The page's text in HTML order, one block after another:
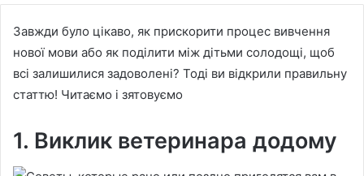
Завжди було цікаво, як прискорити процес вивчення
нової мови або як поділити між дітьми солодощі, щоб
всі залишилися задоволені? Тоді ви відкрили правильну
статтю! Читаємо і зятовуємо
1. Виклик ветеринара додому